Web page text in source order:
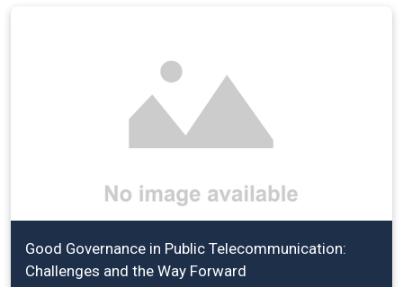
Good Governance in Public Telecommunication:
Challenges and the Way Forward